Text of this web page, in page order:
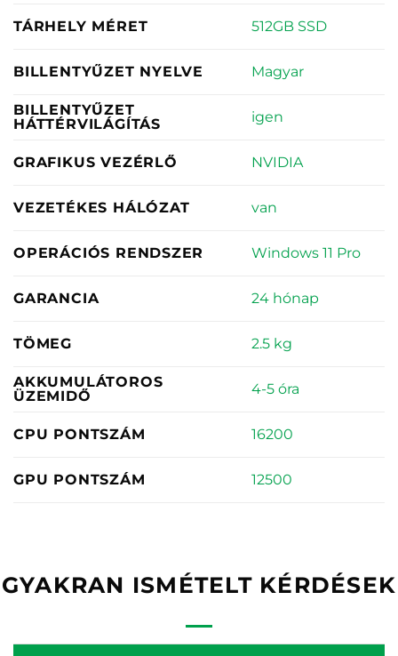
TÁRHELY MÉRET 512GB SSD
BILLENTYŰZET NYELVE Magyar
BILLENTYŰZET
HÁTTÉRVILÁGÍTÁS
igen
GRAFIKUS VEZÉRLŐ NVIDIA
VEZETÉKES HÁLÓZAT van
OPERÁCIÓS RENDSZER Windows 11 Pro
GARANCIA 24 hónap
TÖMEG 2.5 kg
AKKUMULÁTOROS
ÜZEMIDŐ
4-5 óra
CPU PONTSZÁM 16200
GPU PONTSZÁM 12500
GYAKRAN ISMÉTELT KÉRDÉSEK